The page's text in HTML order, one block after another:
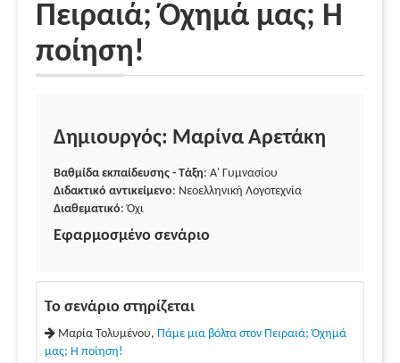
Πειραιά; Όχημά μας; Η
ποίηση!
Δημιουργός: Μαρίνα Αρετάκη
Βαθμίδα εκπαίδευσης - Τάξη: Α' Γυμνασίου
Διδακτικό αντικείμενο: Νεοελληνική Λογοτεχνία
Διαθεματικό: Όχι
Εφαρμοσμένο σενάριο
Το σενάριο στηρίζεται
Μαρία Τολυμένου, Πάμε μια βόλτα στον Πειραιά; Όχημά
μας; Η ποίηση!